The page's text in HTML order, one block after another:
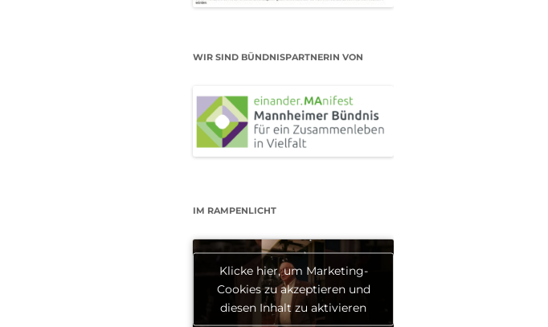
WIR SIND BÜNDNISPARTNERIN VON
IM RAMPENLICHT
Klicke hier, um Marketing-
Cookies zu akzeptieren und
diesen Inhalt zu aktivieren